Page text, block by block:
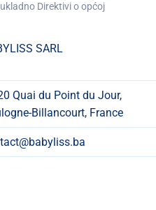
Direktivi o općoj
SARL
Quai du Point du Jour,
Billancourt, France